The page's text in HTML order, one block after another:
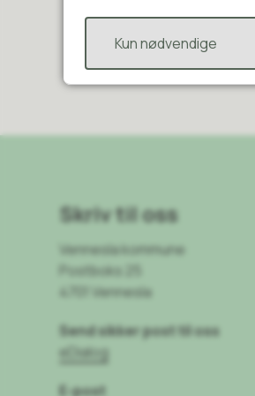
Skriv til oss
Vennesla kommune
Postboks 25
4701 Vennesla
Send sikker post til oss
eDialog
E-post
Kun nødvendige